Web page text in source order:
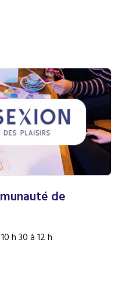
de
h 30 à 12 h